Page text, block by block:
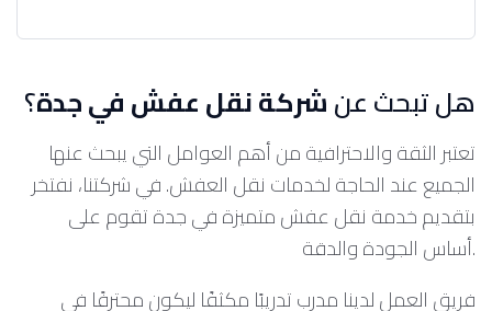
هل تبحث عنشركة نقل عفش في جدة؟
تعتبر الثقة والاحترافية من أهم العوامل التي يبحث عنها
الجميع عند الحاجة لخدمات نقل العفش. في شركتنا، نفتخر
بتقديم خدمة نقل عفش متميزة في جدة تقوم على
أساس الجودة والدقة.